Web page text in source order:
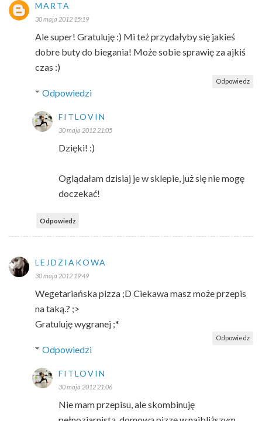
MARTA
30 maja 2012 15:19
Ale super! Gratuluję :) Mi też przydałyby się jakieś
dobre buty do biegania! Może sobie sprawię za ajkiś
czas :)
Odpowiedz
Odpowiedzi
FITLOVIN
30 maja 2012 21:05
Dzięki! :)
Oglądałam dzisiaj je w sklepie, już się nie mogę
doczekać!
Odpowiedz
LEJDZIAKOWA
30 maja 2012 19:49
Wegetariańska pizza ;D Ciekawa masz może przepis
na taką.? ;>
Gratuluję wygranej ;*
Odpowiedz
Odpowiedzi
FITLOVIN
30 maja 2012 21:06
Nie mam przepisu, ale skombinuję